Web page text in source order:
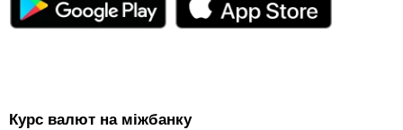
Курс валют на міжбанку